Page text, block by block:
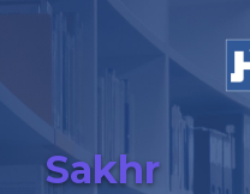
Sakhr